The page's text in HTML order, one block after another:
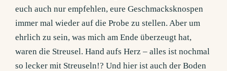
euch auch nur empfehlen, eure Geschmacksknospen
immer mal wieder auf die Probe zu stellen. Aber um
ehrlich zu sein, was mich am Ende überzeugt hat,
waren die Streusel. Hand aufs Herz – alles ist nochmal
so lecker mit Streuseln!? Und hier ist auch der Boden